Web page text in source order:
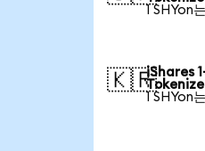
1 SHYon
🇰🇷iShares
1 SHYon